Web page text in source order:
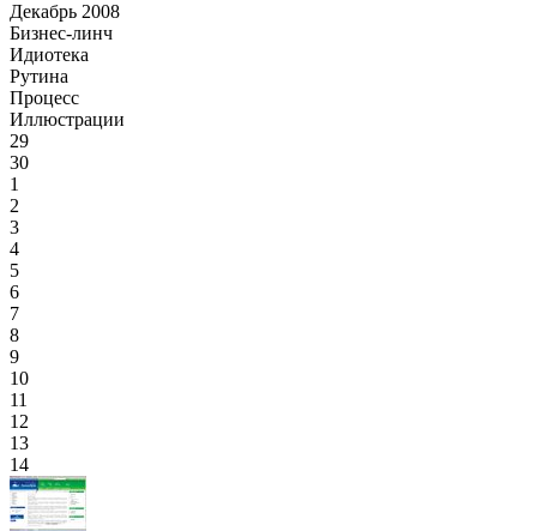
Декабрь 2008
Бизнес-линч
Идиотека
Рутина
Процесс
Иллюстрации
29
30
1
2
3
4
5
6
7
8
9
10
11
12
13
14